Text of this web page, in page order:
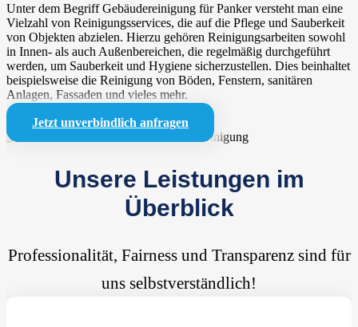
Unter dem Begriff Gebäudereinigung für Panker versteht man eine
Vielzahl von Reinigungsservices, die auf die Pflege und Sauberkeit
von Objekten abzielen. Hierzu gehören Reinigungsarbeiten sowohl
in Innen- als auch Außenbereichen, die regelmäßig durchgeführt
werden, um Sauberkeit und Hygiene sicherzustellen. Dies beinhaltet
beispielsweise die Reinigung von Böden, Fenstern, sanitären
Anlagen, Fassaden und vieles mehr.
Jetzt unverbindlich anfragen
Unsere Leistungen im
Überblick
Professionalität, Fairness und Transparenz sind für
uns selbstverständlich!